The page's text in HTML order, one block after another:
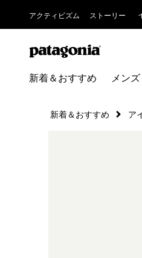
アクティビズム ストーリー
新着＆おすすめ メンズ
新着＆おすすめ ア